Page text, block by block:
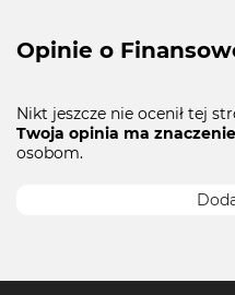
Opinie o
Nikt jeszcze nie ocenił tej
Twoja opinia ma znaczenie
osobom.